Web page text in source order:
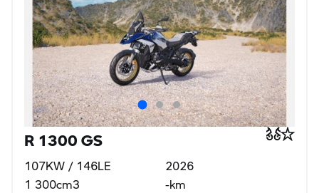
R 1300 GS
107KW / 146LE
1 300cm3
2026
-km